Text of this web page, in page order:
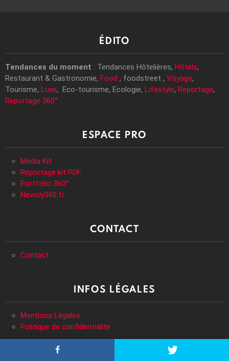
ÉDITO
Tendances du moment : Tendances Hôtelières, Hôtels,
Restaurant & Gastronomie, Food , foodstreet , Voyage,
Tourisme, Luxe, Eco-tourisme, Ecologie, Lifestyle, Reportage,
Reportage 360°
ESPACE PRO
Média Kit
Reportage kit PDF
Portfolio 360°
Newsly360.fr
CONTACT
Contact
INFOS LÉGALES
Mentions Légales
Politique de confidentialité